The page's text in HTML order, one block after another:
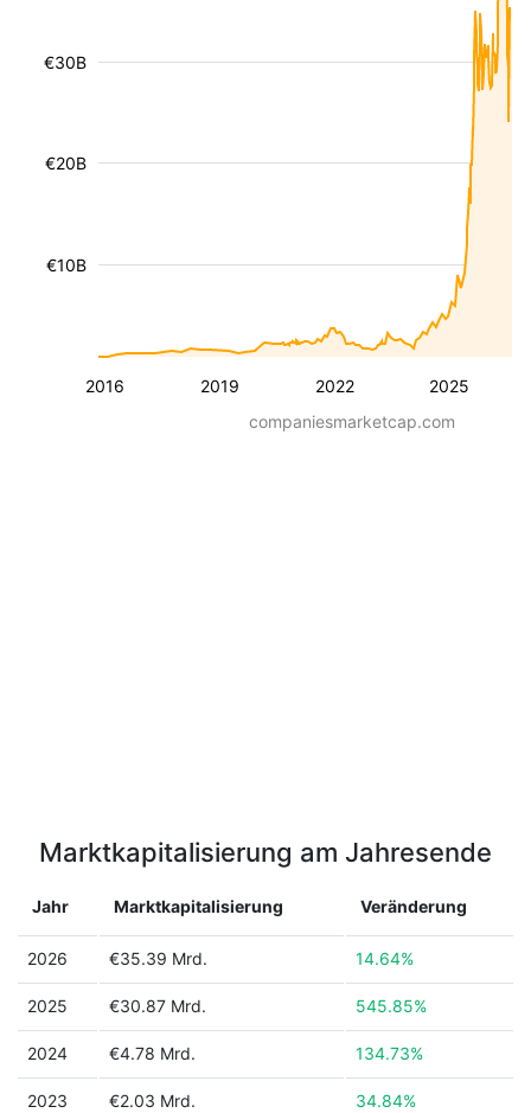
2016 2019 2022 2025
€10B
€20B
€30B
companiesmarketcap.com
Marktkapitalisierung am Jahresende
Jahr Marktkapitalisierung Veränderung
2026 €35.39 Mrd. 14.64%
2025 €30.87 Mrd. 545.85%
2024 €4.78 Mrd. 134.73%
2023 €2.03 Mrd. 34.84%